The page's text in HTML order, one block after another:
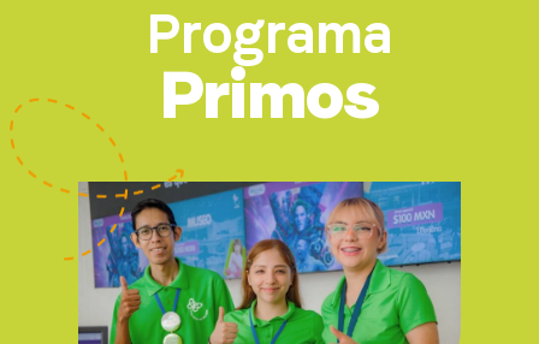
Programa
Primos